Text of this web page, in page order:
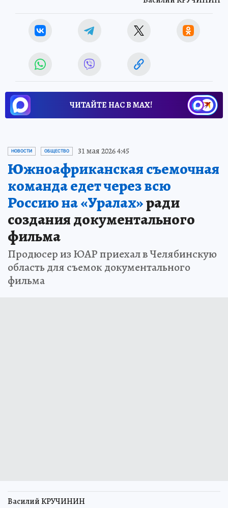
ЧИТАЙТЕ НАС В МАХ!
НОВОСТИ ОБЩЕСТВО 31 мая 2026 4:45
Южноафриканская съемочная
команда едет через всю
Россию на «Уралах»ради
создания документального
фильма
Продюсер из ЮАР приехал в Челябинскую
область для съемок документального
фильма
Василий КРУЧИНИН